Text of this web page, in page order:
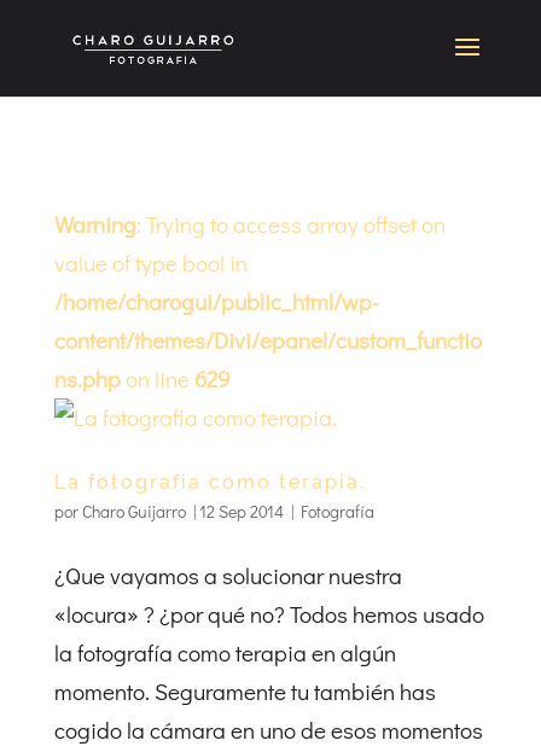
Warning: Trying to access array offset on
value of type bool in
/home/charogui/public_html/wp-
content/themes/Divi/epanel/custom_functio
ns.phpon line 629
La fotografia como terapia.
porCharo Guijarro|12 Sep 2014| Fotografía
¿Que vayamos a solucionar nuestra
«locura» ? ¿por qué no? Todos hemos usado
la fotografía como terapia en algún
momento. Seguramente tu también has
cogido la cámara en uno de esos momentos